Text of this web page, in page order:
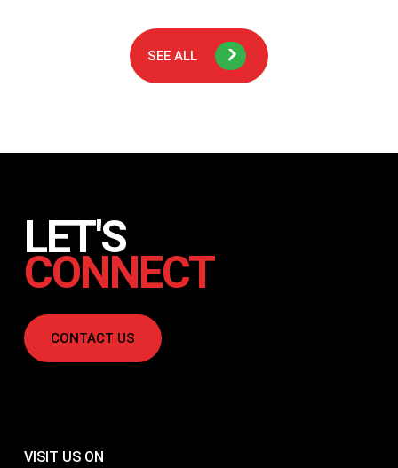
kelasnya. Kami paham, ada hari ketika suara anak naik sedikit
SEE ALL
LET'S
CONNECT
CONTACT US
VISIT US ON